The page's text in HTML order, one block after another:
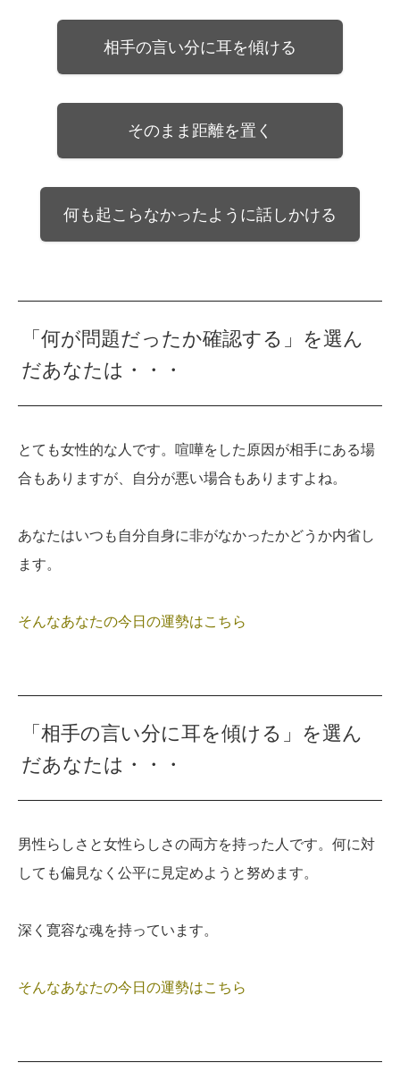
相手の言い分に耳を傾ける
そのまま距離を置く
何も起こらなかったように話しかける
「何が問題だったか確認する」を選ん
だあなたは・・・
とても女性的な人です。喧嘩をした原因が相手にある場
合もありますが、自分が悪い場合もありますよね。
あなたはいつも自分自身に非がなかったかどうか内省し
ます。
そんなあなたの今日の運勢はこちら
「相手の言い分に耳を傾ける」を選ん
だあなたは・・・
男性らしさと女性らしさの両方を持った人です。何に対
しても偏見なく公平に見定めようと努めます。
深く寛容な魂を持っています。
そんなあなたの今日の運勢はこちら